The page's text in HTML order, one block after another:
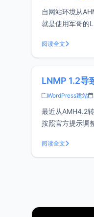
自网站环境从
就是使用军哥的
阅读全文
LNMP 1.2导
WordPress建站
最近从AMH4.2
按照官方提示调
阅读全文